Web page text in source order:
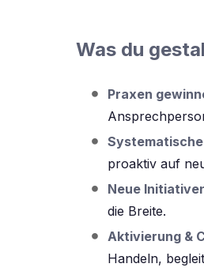
Was du
Praxen
proaktiv auf
Neue
die Breite.
Aktivierung &
Handeln,